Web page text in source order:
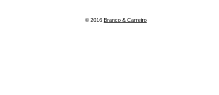
© 2016 Branco & Carreiro